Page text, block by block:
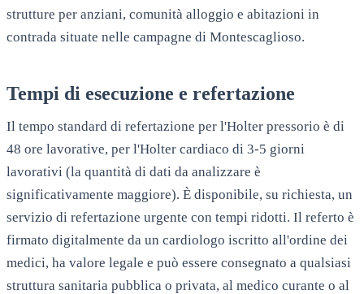
strutture per anziani, comunità alloggio e abitazioni in
contrada situate nelle campagne di Montescaglioso.
Tempi di esecuzione e refertazione
Il tempo standard di refertazione per l'Holter pressorio è di
48 ore lavorative, per l'Holter cardiaco di 3-5 giorni
lavorativi (la quantità di dati da analizzare è
significativamente maggiore). È disponibile, su richiesta, un
servizio di refertazione urgente con tempi ridotti. Il referto è
firmato digitalmente da un cardiologo iscritto all'ordine dei
medici, ha valore legale e può essere consegnato a qualsiasi
struttura sanitaria pubblica o privata, al medico curante o al